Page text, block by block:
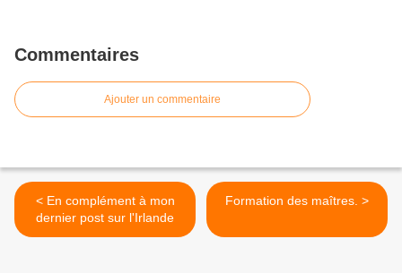
Commentaires
Ajouter un commentaire
< En complément à mon
dernier post sur l'Irlande
Formation des maîtres. >